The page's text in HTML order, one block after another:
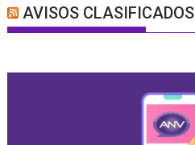
AVISOS CLASIFICADOS